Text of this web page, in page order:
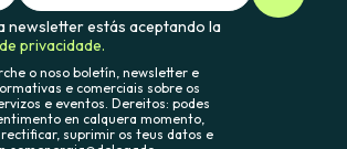
newsletter estás aceptando la
privacidade.
o noso boletín, newsletter e
e comerciais sobre os
e eventos. Dereitos: podes
en calquera momento,
rectificar, suprimir os teus datos e